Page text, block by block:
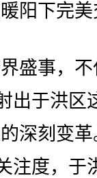
阳下完
盛事，不
出于洪区
深刻变
注度，于